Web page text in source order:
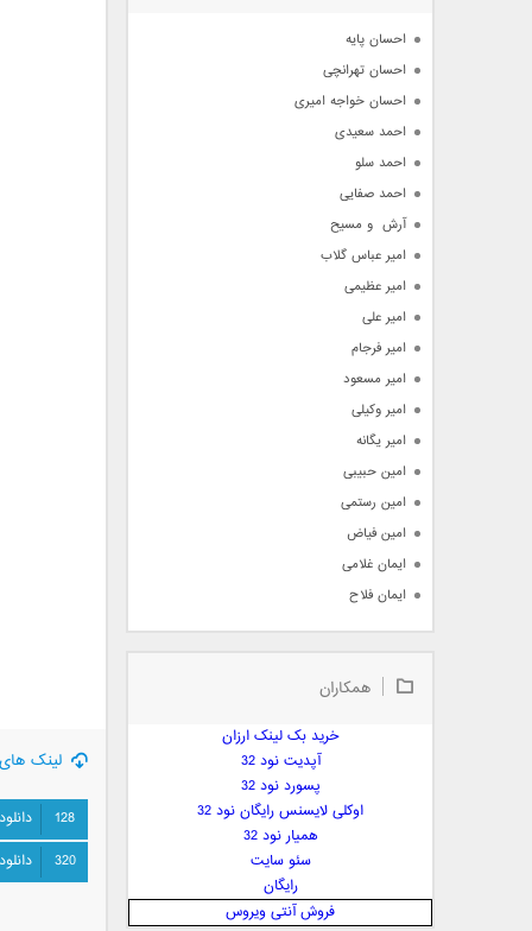
لینک
128
320
احسان پایه
احسان تهرانچی
احسان خواجه امیری
احمد سعیدی
احمد سلو
احمد صفایی
آرش  و مسیح
امیر عباس گلاب
امیر عظیمی
امیر علی
امیر فرجام
امیر مسعود
امیر وکیلی
امیر یگانه
امین حبیبی
امین رستمی
امین فیاض
ایمان غلامی
ایمان فلاح
بابک جهانبخش
بابک مافی
بهنام صفوی
پارسا چیلیک
همکاران
خرید بک لینک ارزان
آپدیت نود 32
پسورد نود 32
اوکلی لایسنس رایگان نود 32
همیار نود 32
سئو سایت
رایگان
فروش آنتی ویروس